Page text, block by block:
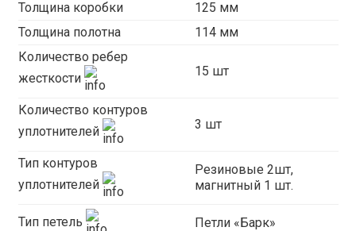
Толщина коробки
125 мм
Толщина полотна
114 мм
Количество ребер
жесткости
15 шт
Количество контуров
уплотнителей
3 шт
Тип контуров
уплотнителей
Резиновые 2шт,
магнитный 1 шт.
Тип петель Петли «Барк»